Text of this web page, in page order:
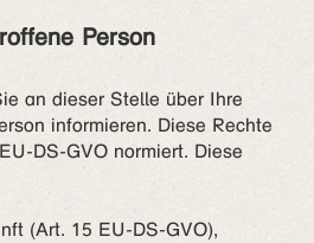
Person
an dieser Stelle über Ihre
informieren. Diese Rechte
DS-GVO normiert. Diese
(Art. 15 EU-DS-GVO),